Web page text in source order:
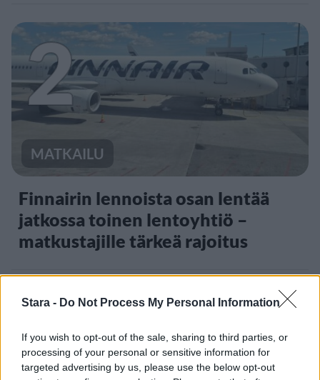
Stara - Do Not Process My Personal Information
If you wish to opt-out of the sale, sharing to third parties, or
processing of your personal or sensitive information for
targeted advertising by us, please use the below opt-out
2
MATKAILU
Finnairin lennoista osan lentää
jatkossa toinen lentoyhtiö –
matkustajille tärkeä rajoitus
3